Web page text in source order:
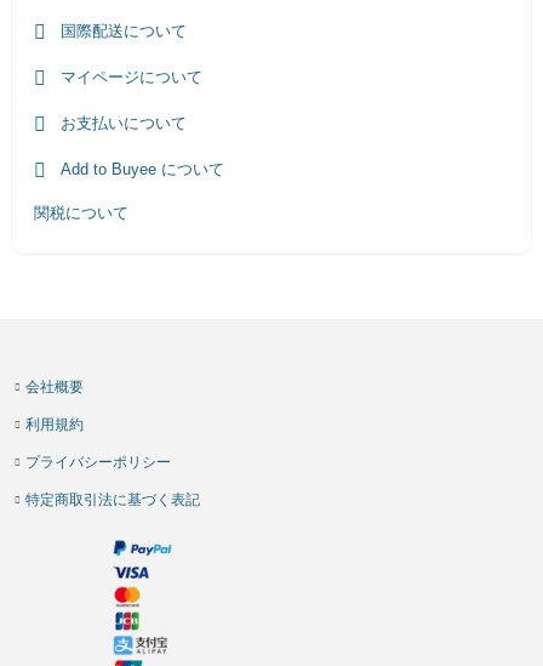
国際配送について
マイページについて
お支払いについて
Add to Buyee について
関税について
会社概要
利用規約
プライバシーポリシー
特定商取引法に基づく表記